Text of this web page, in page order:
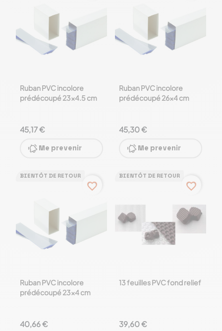
Ruban PVC incolore
prédécoupé 23x4.5 cm
45,17 €
Me prevenir
Ruban PVC incolore
prédécoupé 26x4 cm
45,30 €
Me prevenir
BIENTÔT DE RETOUR
favorite_border
Ruban PVC incolore
prédécoupé 23x4 cm
40,66 €
BIENTÔT DE RETOUR
favorite_border
13 feuilles PVC fond relief
39,60 €